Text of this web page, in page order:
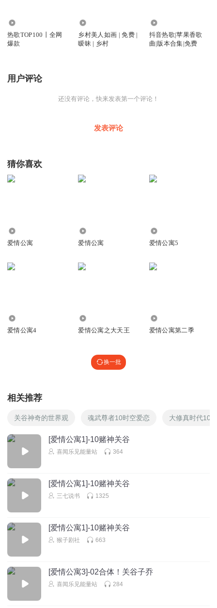
热歌TOP100丨全网
爆款
乡村美人如画 | 免费 |
暧昧 | 乡村
抖音热歌|苹果香歌
曲|版本合集|免费
用户评论
还没有评论，快来发表第一个评论！
发表评论
猜你喜欢
爱情公寓 爱情公寓 爱情公寓5
爱情公寓4 爱情公寓之大天王 爱情公寓第二季
换一批
相关推荐
关谷神奇的世界观 魂武尊者10时空爱恋 大修真时代10
[爱情公寓1]-10赌神关谷
喜闻乐见能量站 364
[爱情公寓1]-10赌神关谷
三七说书 1325
[爱情公寓1]-10赌神关谷
猴子剧社 663
[爱情公寓3]-02合体！关谷子乔
喜闻乐见能量站 284